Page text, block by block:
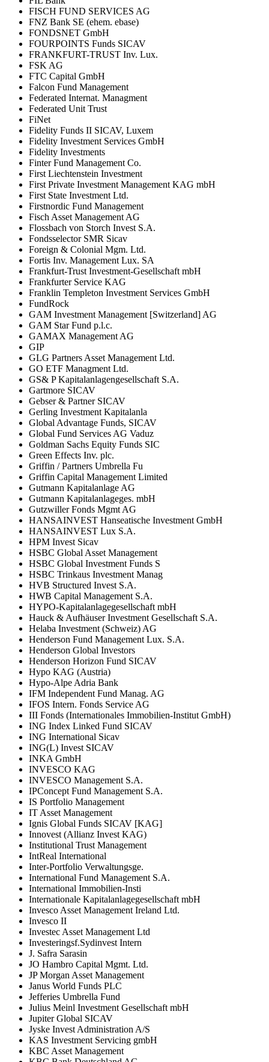
FISCH FUND SERVICES AG
FNZ Bank SE (ehem. ebase)
FONDSNET GmbH
FOURPOINTS Funds SICAV
FRANKFURT-TRUST Inv. Lux.
FSK AG
FTC Capital GmbH
Falcon Fund Management
Federated Internat. Managment
Federated Unit Trust
FiNet
Fidelity Funds II SICAV, Luxem
Fidelity Investment Services GmbH
Fidelity Investments
Finter Fund Management Co.
First Liechtenstein Investment
First Private Investment Management KAG mbH
First State Investment Ltd.
Firstnordic Fund Management
Fisch Asset Management AG
Flossbach von Storch Invest S.A.
Fondsselector SMR Sicav
Foreign & Colonial Mgm. Ltd.
Fortis Inv. Management Lux. SA
Frankfurt-Trust Investment-Gesellschaft mbH
Frankfurter Service KAG
Franklin Templeton Investment Services GmbH
FundRock
GAM Investment Management [Switzerland] AG
GAM Star Fund p.l.c.
GAMAX Management AG
GIP
GLG Partners Asset Management Ltd.
GO ETF Managment Ltd.
GS& P Kapitalanlagengesellschaft S.A.
Gartmore SICAV
Gebser & Partner SICAV
Gerling Investment Kapitalanla
Global Advantage Funds, SICAV
Global Fund Services AG Vaduz
Goldman Sachs Equity Funds SIC
Green Effects Inv. plc.
Griffin / Partners Umbrella Fu
Griffin Capital Management Limited
Gutmann Kapitalanlage AG
Gutmann Kapitalanlageges. mbH
Gutzwiller Fonds Mgmt AG
HANSAINVEST Hanseatische Investment GmbH
HANSAINVEST Lux S.A.
HPM Invest Sicav
HSBC Global Asset Management
HSBC Global Investment Funds S
HSBC Trinkaus Investment Manag
HVB Structured Invest S.A.
HWB Capital Management S.A.
HYPO-Kapitalanlagegesellschaft mbH
Hauck & Aufhäuser Investment Gesellschaft S.A.
Helaba Investment (Schweiz) AG
Henderson Fund Management Lux. S.A.
Henderson Global Investors
Henderson Horizon Fund SICAV
Hypo KAG (Austria)
Hypo-Alpe Adria Bank
IFM Independent Fund Manag. AG
IFOS Intern. Fonds Service AG
III Fonds (Internationales Immobilien-Institut GmbH)
ING Index Linked Fund SICAV
ING International Sicav
ING(L) Invest SICAV
INKA GmbH
INVESCO KAG
INVESCO Management S.A.
IPConcept Fund Management S.A.
IS Portfolio Management
IT Asset Management
Ignis Global Funds SICAV [KAG]
Innovest (Allianz Invest KAG)
Institutional Trust Management
IntReal International
Inter-Portfolio Verwaltungsge.
International Fund Management S.A.
International Immobilien-Insti
Internationale Kapitalanlagegesellschaft mbH
Invesco Asset Management Ireland Ltd.
Invesco II
Investec Asset Management Ltd
Investeringsf.Sydinvest Intern
J. Safra Sarasin
JO Hambro Capital Mgmt. Ltd.
JP Morgan Asset Management
Janus World Funds PLC
Jefferies Umbrella Fund
Julius Meinl Investment Gesellschaft mbH
Jupiter Global SICAV
Jyske Invest Administration A/S
KAS Investment Servicing gmbH
KBC Asset Management